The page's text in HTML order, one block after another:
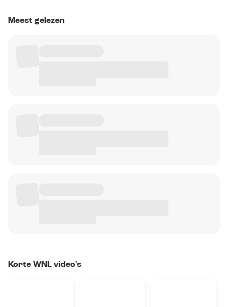
Meest gelezen
Korte WNL video's